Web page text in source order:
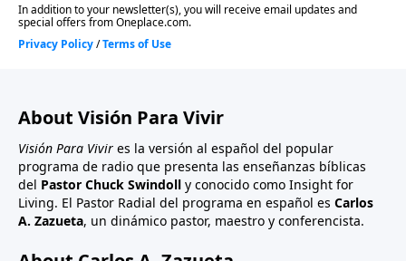
About Visión Para Vivir
Visión Para Vivir es la versión al español del popular
programa de radio que presenta las enseñanzas bíblicas
del Pastor Chuck Swindoll y conocido como Insight for
Living. El Pastor Radial del programa en español es Carlos
A. Zazueta, un dinámico pastor, maestro y conferencista.